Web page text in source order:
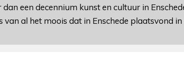
dan een decennium kunst en cultuur in
van al het moois dat in Enschede plaatsvond in